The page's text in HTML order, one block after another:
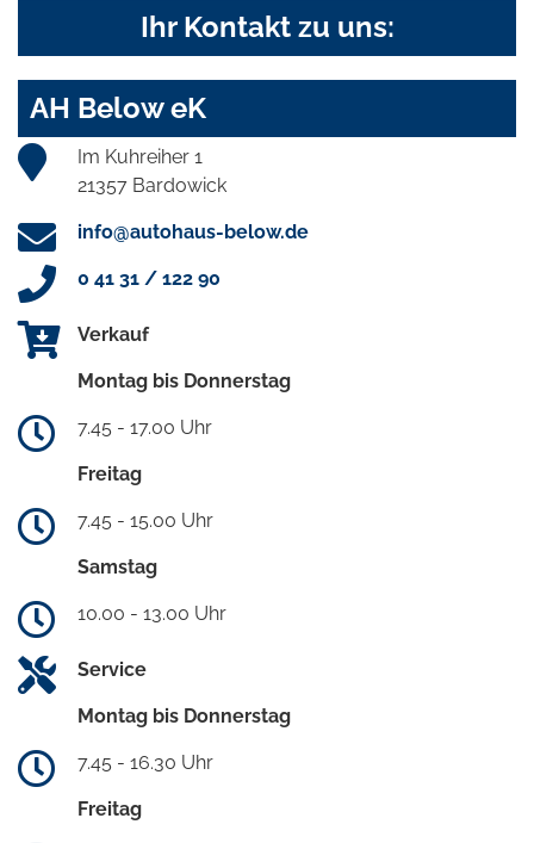
Ihr Kontakt zu uns:
AH Below eK
Im Kuhreiher 1
21357 Bardowick
info@autohaus-below.de
0 41 31 / 122 90
Verkauf
Montag bis Donnerstag
7.45 - 17.00 Uhr
Freitag
7.45 - 15.00 Uhr
Samstag
10.00 - 13.00 Uhr
Service
Montag bis Donnerstag
7.45 - 16.30 Uhr
Freitag